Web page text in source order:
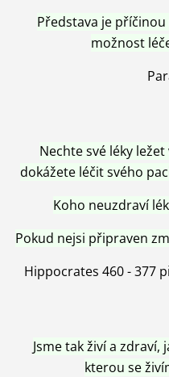
Představa je
možnost
Nechte své léky
dokážete léčit svého
Koho neuzdraví
Pokud nejsi připraven
Hippocrates 460 - 377
Jsme tak živí a zdraví,
kterou se